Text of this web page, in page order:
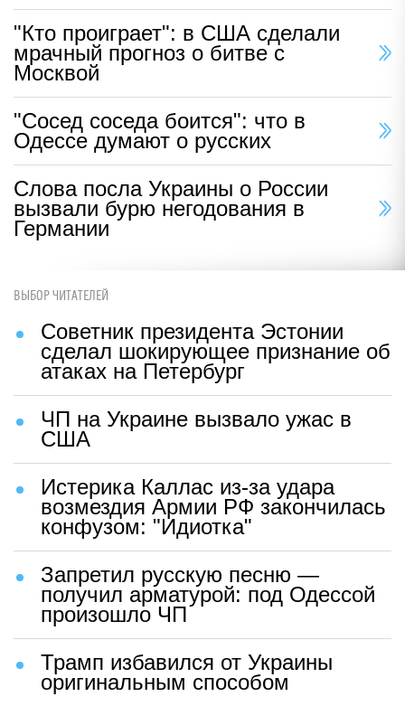
"Кто проиграет": в США сделали
мрачный прогноз о битве с
Москвой
"Сосед соседа боится": что в
Одессе думают о русских
Слова посла Украины о России
вызвали бурю негодования в
Германии
ВЫБОР ЧИТАТЕЛЕЙ
Советник президента Эстонии
сделал шокирующее признание об
атаках на Петербург
ЧП на Украине вызвало ужас в
США
Истерика Каллас из-за удара
возмездия Армии РФ закончилась
конфузом: "Идиотка"
Запретил русскую песню —
получил арматурой: под Одессой
произошло ЧП
Трамп избавился от Украины
оригинальным способом